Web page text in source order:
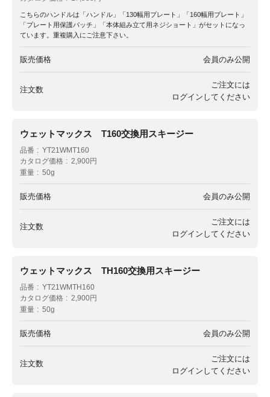
こちらのハンドルは「ハンドル」「130幅用プレート」「160幅用プレート」
「プレート用保護パッチ」「本体組み立て用ネジショート」がセットになっ
ています。重複購入にご注意下さい。
販売価格 会員のみ公開
注文数
ご注文には
ログイン してください
ウェットマックス T160交換用スキージー
品番
YT21WMT160
カタログ価格
2,900円
重量
50g
販売価格 会員のみ公開
注文数
ご注文には
ログイン してください
ウェットマックス TH160交換用スキージー
品番
YT21WMTH160
カタログ価格
2,900円
重量
50g
販売価格 会員のみ公開
注文数
ご注文には
ログイン してください